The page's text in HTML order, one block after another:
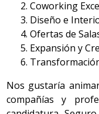
Coworking
Diseño e
Ofertas de
Expansión y
Nos gustaría
compañías y